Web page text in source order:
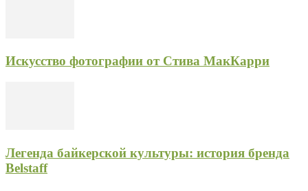
Искусство фотографии от Стива МакКарри
Легенда байкерской культуры: история бренда
Belstaff